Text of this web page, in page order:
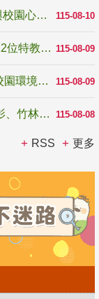
115-08-10
教育部鼓勵大專校院推動「社會情緒學習與校園心理健康促進計畫」 培育校園「心」韌性
115-08-09
青年百億海外圓夢基金計畫「無礙征途」 12位特教與弱勢青年勇闖西班牙 跨越感官限制見證生命蛻變
115-08-09
國教署補助22縣市積極推動「改善無障礙校園環境計畫」 打造友善、安全、無礙學習空間
115-08-08
青年壯遊點精選夏夜限定避暑提案 漫天蝠影、竹林尋蛙、茶香夜觀 邀青年暮色出發
RSS 更多